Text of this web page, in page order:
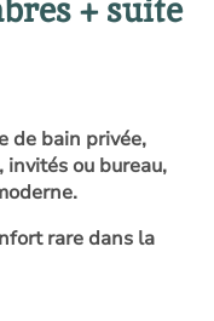
+ suite
de bain privée,
ou bureau,
rare dans la